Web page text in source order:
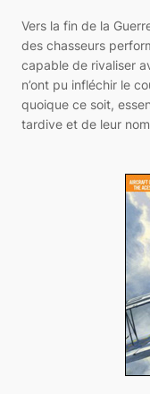
Vers la fin de la
des chasseurs
capable de rivaliser
n’ont pu infléchir le
quoique ce soit,
tardive et de leur